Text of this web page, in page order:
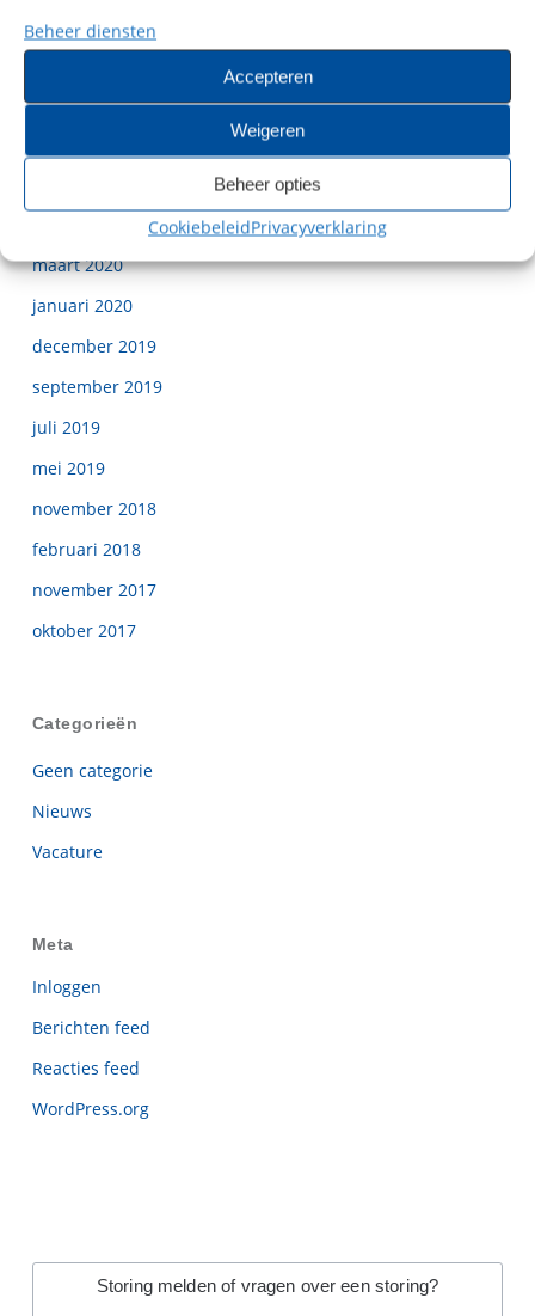
Beheer diensten
Accepteren
Weigeren
Beheer opties
CookiebeleidPrivacyverklaring
maart 2021
december 2020
maart 2020
januari 2020
december 2019
september 2019
juli 2019
mei 2019
november 2018
februari 2018
november 2017
oktober 2017
Categorieën
Geen categorie
Nieuws
Vacature
Meta
Inloggen
Berichten feed
Reacties feed
WordPress.org
Storing melden of vragen over een storing?